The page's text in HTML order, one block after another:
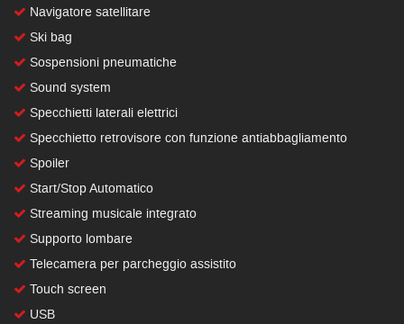
Navigatore satellitare
Ski bag
Sospensioni pneumatiche
Sound system
Specchietti laterali elettrici
Specchietto retrovisore con funzione antiabbagliamento
Spoiler
Start/Stop Automatico
Streaming musicale integrato
Supporto lombare
Telecamera per parcheggio assistito
Touch screen
USB